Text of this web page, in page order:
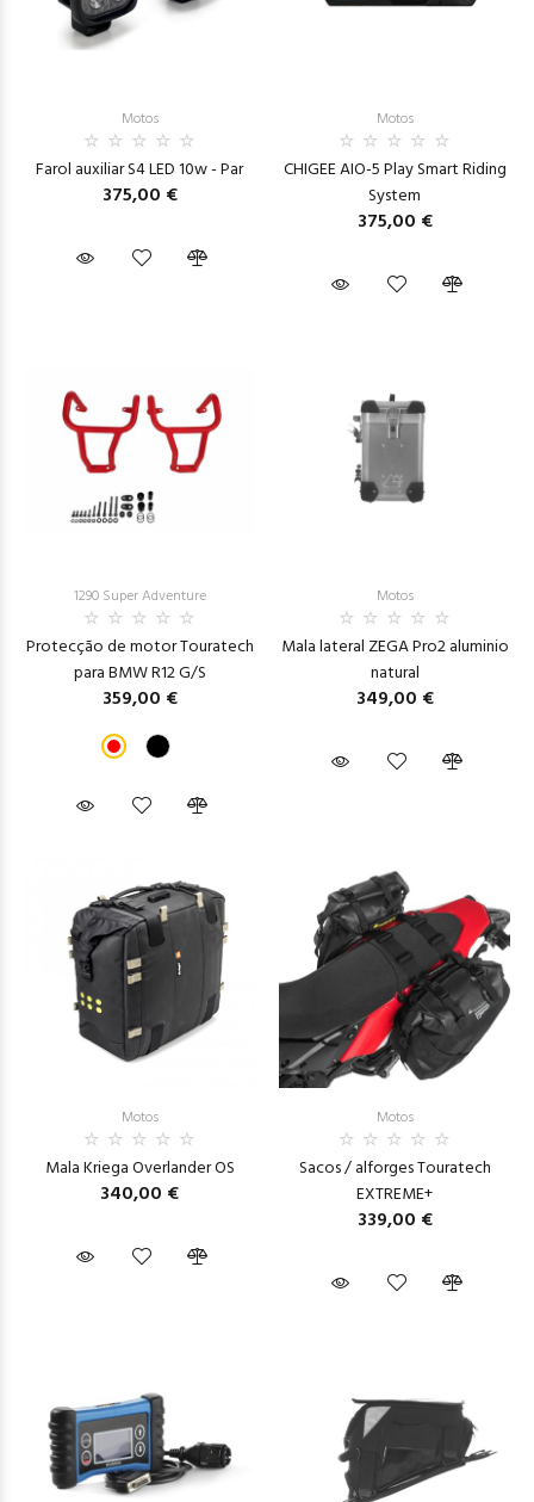
Motos
Farol auxiliar S4 LED 10w - Par
375,00 €
Motos
CHIGEE AIO-5 Play Smart Riding
System
375,00 €
1290 Super Adventure
Protecção de motor Touratech
para BMW R12 G/S
359,00 €
Motos
Mala lateral ZEGA Pro2 aluminio
natural
349,00 €
Motos
Mala Kriega Overlander OS
340,00 €
Motos
Sacos / alforges Touratech
EXTREME+
339,00 €